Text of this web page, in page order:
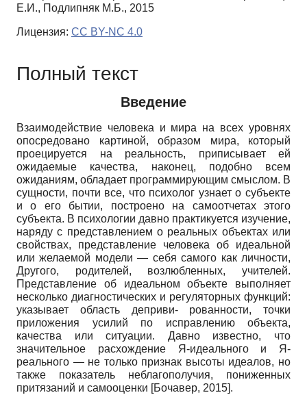
Е.И., Подлипняк М.Б., 2015
Лицензия: CC BY-NC 4.0
Полный текст
Введение
Взаимодействие человека и мира на всех уровнях
опосредовано картиной, образом мира, который
проецируется на реальность, приписывает ей
ожидаемые качества, наконец, подобно всем
ожиданиям, обладает программирующим смыслом. В
сущности, почти все, что психолог узнает о субъекте
и о его бытии, построено на самоотчетах этого
субъекта. В психологии давно практикуется изучение,
наряду с представлением о реальных объектах или
свойствах, представление человека об идеальной
или желаемой модели — себя самого как личности,
Другого, родителей, возлюбленных, учителей.
Представление об идеальном объекте выполняет
несколько диагностических и регуляторных функций:
указывает область деприви- рованности, точки
приложения усилий по исправлению объекта,
качества или ситуации. Давно известно, что
значительное расхождение Я-идеального и Я-
реального — не только признак высоты идеалов, но
также показатель неблагополучия, пониженных
притязаний и самооценки [Бочавер, 2015].